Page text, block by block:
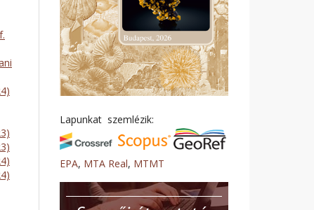
Lapunkat szemlézik:
EPA, MTA Real, MTMT